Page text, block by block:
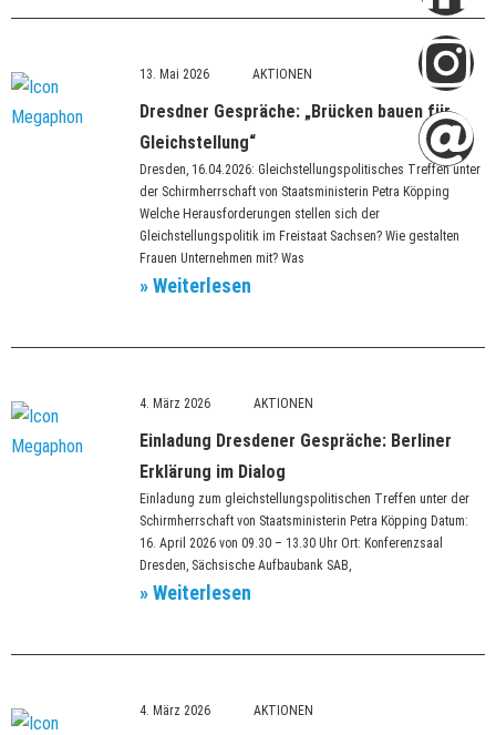
Dresdner Gespräche: „Brücken bauen für
Gleichstellung“
13. Mai 2026
Dresden, 16.04.2026: Gleichstellungspolitisches Treffen unter
der Schirmherrschaft von Staatsministerin Petra Köpping
Welche Herausforderungen stellen sich der
Gleichstellungspolitik im Freistaat Sachsen? Wie gestalten
Frauen Unternehmen mit? Was
» Weiterlesen
Einladung Dresdener Gespräche: Berliner
Erklärung im Dialog
4. März 2026
Einladung zum gleichstellungspolitischen Treffen unter der
Schirmherrschaft von Staatsministerin Petra Köpping Datum:
16. April 2026 von 09.30 – 13.30 Uhr Ort: Konferenzsaal
Dresden, Sächsische Aufbaubank SAB,
» Weiterlesen
4. März 2026